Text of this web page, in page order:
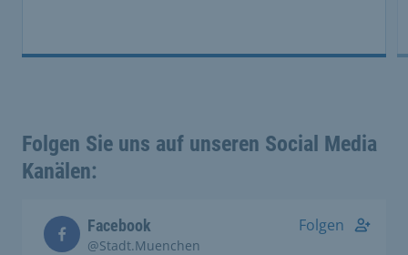
Folgen Sie uns auf unseren Social Media
Kanälen:
Facebook
@Stadt.Muenchen
Folgen